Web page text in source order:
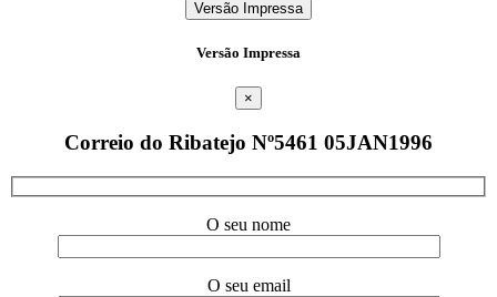
Versão Impressa
Versão Impressa
×
Correio do Ribatejo Nº5461 05JAN1996
O seu nome
O seu email